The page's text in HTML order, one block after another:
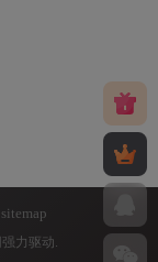
sitemap
强力驱动.